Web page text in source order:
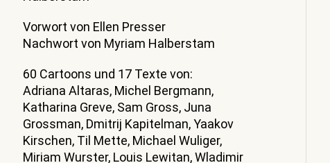
Vorwort von Ellen Presser
Nachwort von Myriam Halberstam
60 Cartoons und 17 Texte von:
Adriana Altaras, Michel Bergmann,
Katharina Greve, Sam Gross, Juna
Grossman, Dmitrij Kapitelman, Yaakov
Kirschen, Til Mette, Michael Wuliger,
Miriam Wurster, Louis Lewitan, Wladimir